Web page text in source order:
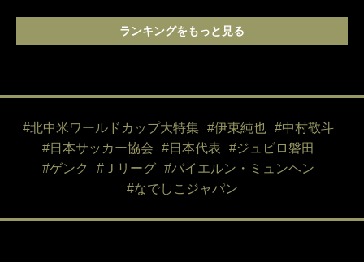
ランキングをもっと見る
#北中米ワールドカップ大特集 #伊東純也
#中村敬斗
#日本サッカー協会
#日本代表
#ジュビロ磐田
#ゲンク
#Ｊリーグ
#バイエルン・ミュンヘン
#なでしこジャパン